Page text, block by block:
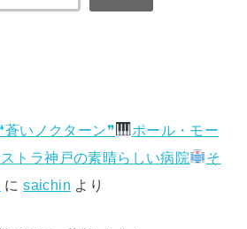
蒼いノクターン❞
ポール・モー
トラ神戸の素晴らしい病院
そ
にsaichin より